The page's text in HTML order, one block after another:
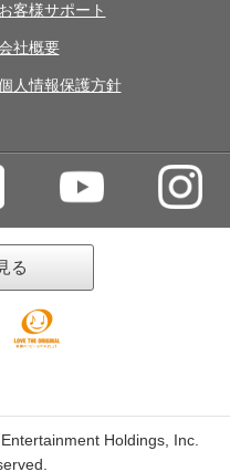
お客様サポート
社概要
人情報保護方針
る
Holdings, Inc.